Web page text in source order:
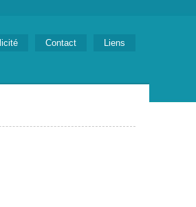
Contact Liens